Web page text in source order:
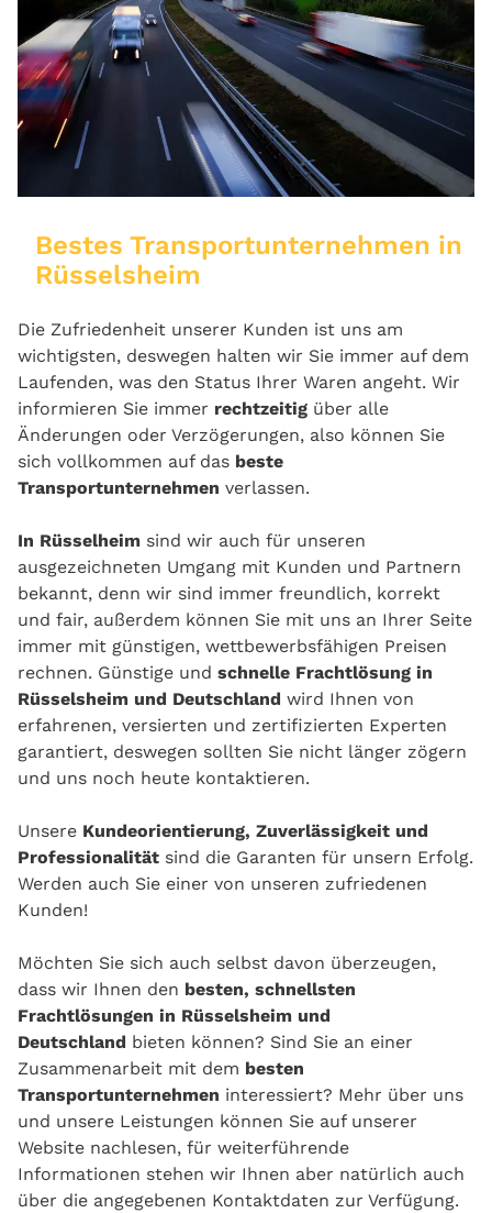
Bestes Transportunternehmen in
Rüsselsheim
Die Zufriedenheit unserer Kunden ist uns am
wichtigsten, deswegen halten wir Sie immer auf dem
Laufenden, was den Status Ihrer Waren angeht. Wir
informieren Sie immer rechtzeitig über alle
Änderungen oder Verzögerungen, also können Sie
sich vollkommen auf das beste
Transportunternehmen verlassen.
In Rüsselheim sind wir auch für unseren
ausgezeichneten Umgang mit Kunden und Partnern
bekannt, denn wir sind immer freundlich, korrekt
und fair, außerdem können Sie mit uns an Ihrer Seite
immer mit günstigen, wettbewerbsfähigen Preisen
rechnen. Günstige und schnelle Frachtlösung in
Rüsselsheim und Deutschland wird Ihnen von
erfahrenen, versierten und zertifizierten Experten
garantiert, deswegen sollten Sie nicht länger zögern
und uns noch heute kontaktieren.
Unsere Kundeorientierung, Zuverlässigkeit und
Professionalität sind die Garanten für unsern Erfolg.
Werden auch Sie einer von unseren zufriedenen
Kunden!
Möchten Sie sich auch selbst davon überzeugen,
dass wir Ihnen den besten, schnellsten
Frachtlösungen in Rüsselsheim und
Deutschland bieten können? Sind Sie an einer
Zusammenarbeit mit dem besten
Transportunternehmen interessiert? Mehr über uns
und unsere Leistungen können Sie auf unserer
Website nachlesen, für weiterführende
Informationen stehen wir Ihnen aber natürlich auch
über die angegebenen Kontaktdaten zur Verfügung.